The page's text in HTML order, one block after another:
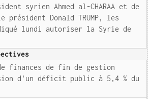
syrien Ahmed al-CHARAA et de
Donald TRUMP, les
lundi autoriser la Syrie de
finances de fin de gestion
d'un déficit public à 5,4 % du